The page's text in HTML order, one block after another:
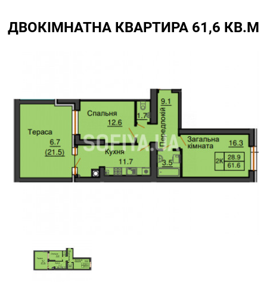
ДВОКІМНАТНА КВАРТИРА 61,6 КВ.М